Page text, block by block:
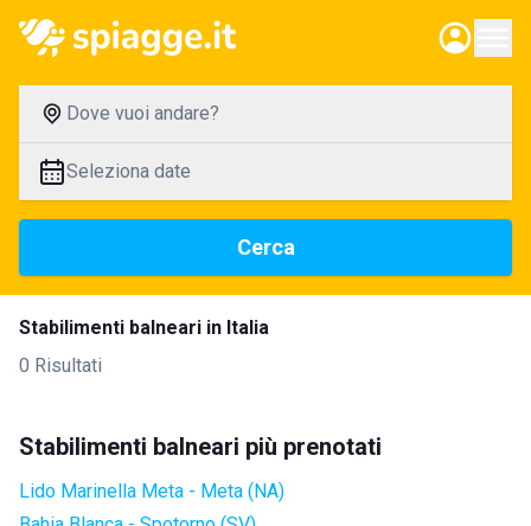
Dove vuoi andare?
Seleziona date
Cerca
Stabilimenti balneari in Italia
0 Risultati
Stabilimenti balneari più prenotati
Lido Marinella Meta - Meta (NA)